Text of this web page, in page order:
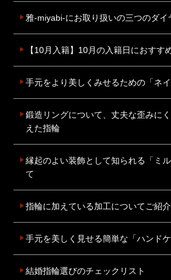
雅-miyabi-にお取り扱いの三つのダイ
【10月入籍】10月の入籍日におすす
手元をより美しくみせるための「ネ
鍛造リングについて、丈夫な歪みに
えた指輪
縁起のよい装飾として知られる「ミ
て
指輪に加えている加工についてご紹介
手元を美しく見せる簡単な「ハンド
結婚指輪選びのチェックリスト